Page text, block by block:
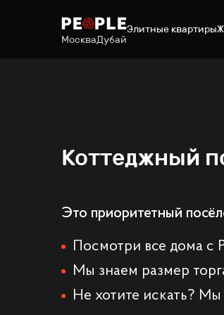
МоскваДубай
Элитные квартиры
Коттеджный
Это приоритетный
Посмотри все дома с
Мы знаем размер
Не хотите искать?